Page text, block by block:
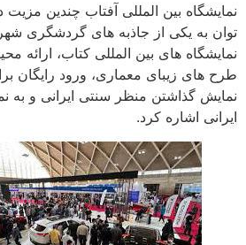
نمایشگاه بین المللی آفتاب چندین
توان به یکی از جاذبه های گردشگری
نمایشگاه های بین المللی کتاب، ارائه
طرح های زیبای معماری، ورود رایگان
نمایش گذاشتن منظر سنتی ایرانی و به
ایرانی اشاره کرد.